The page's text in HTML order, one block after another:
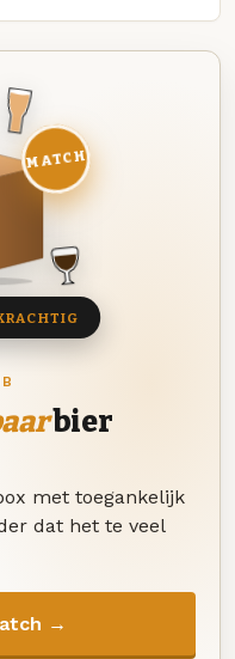
bier
met toegankelijk
dat het te veel
→
MATCH